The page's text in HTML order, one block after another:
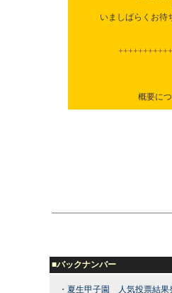
いましばらくお待
概要に
■バックナンバー
・ 夏生甲子園 人気投票結果